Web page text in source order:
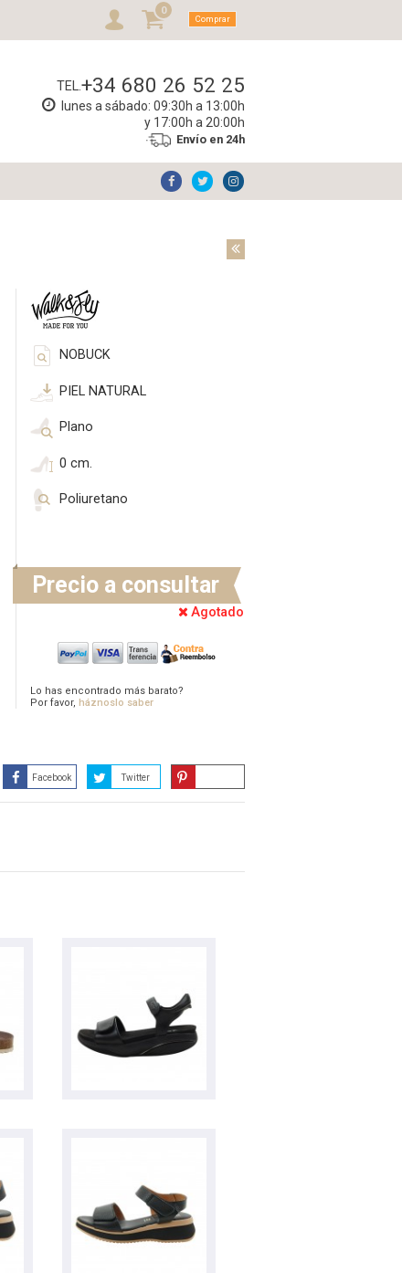
0
Comprar
TEL.+34 680 26 52 25
lunes a sábado: 09:30h a 13:00h
y 17:00h a 20:00h
Envío en 24h
NOBUCK
PIEL NATURAL
Plano
0 cm.
Poliuretano
Precio a consultar
Agotado
Lo has encontrado más barato?
Por favor, háznoslo saber
Facebook Twitter